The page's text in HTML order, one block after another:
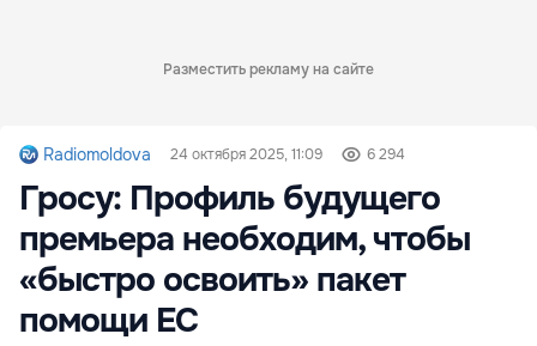
Разместить рекламу на сайте
Radiomoldova 24 октября 2025, 11:09 6 294
Гросу: Профиль будущего
премьера необходим, чтобы
«быстро освоить» пакет
помощи ЕС